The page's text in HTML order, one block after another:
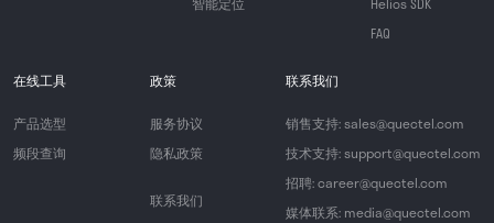
FAQ
在线工具
产品选型
频段查询
政策
服务协议
隐私政策
联系我们
联系我们
销售支持: sales@quectel.com
技术支持: support@quectel.com
招聘: career@quectel.com
媒体联系: media@quectel.com